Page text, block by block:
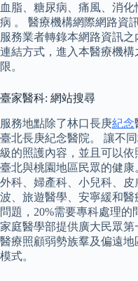
血脂、糖尿病、痛風、消
病 。 醫療機構網際網路資
服務業者轉錄本網路資訊
連結方式，進入本醫療機
限。
臺家醫科: 網站搜尋
服務地點除了林口長庚紀念
臺北長庚紀念醫院。 讓不
級的照護內容，並且可以
臺北與桃園地區民眾的健康
外科、婦產科、小兒科、
波、旅遊醫學、安寧緩和
問題，20%需要專科處理
家庭醫學部提供廣大民眾
醫療照顧弱勢族羣及偏遠
模式。